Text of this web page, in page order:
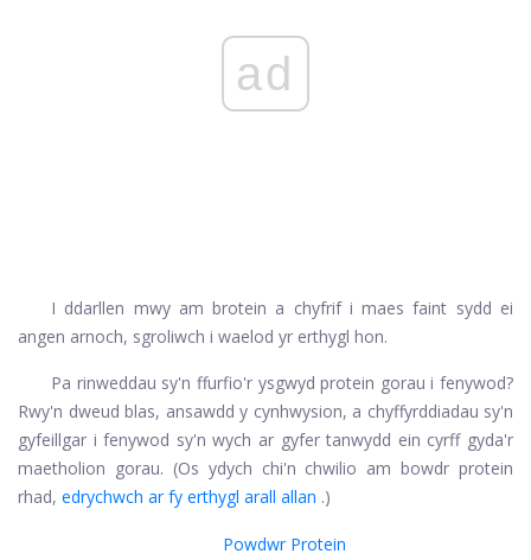
ad
I ddarllen mwy am brotein a chyfrif i maes faint sydd ei
angen arnoch, sgroliwch i waelod yr erthygl hon.
Pa rinweddau sy'n ffurfio'r ysgwyd protein gorau i fenywod?
Rwy'n dweud blas, ansawdd y cynhwysion, a chyffyrddiadau sy'n
gyfeillgar i fenywod sy'n wych ar gyfer tanwydd ein cyrff gyda'r
maetholion gorau. (Os ydych chi'n chwilio am bowdr protein
rhad, edrychwch ar fy erthygl arall allan .)
Powdwr Protein